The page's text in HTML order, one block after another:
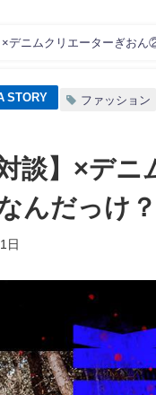
×デニムクリエーターぎお
STORY ファッション
談】×デ
んだっけ
日